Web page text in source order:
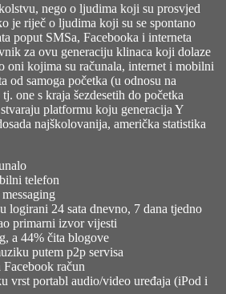
nego o ljudima koji su prosvjed
je riječ o ljudima koji su se spontano
poput SMSa, Facebooka i interneta
za ovu generaciju klinaca koji dolaze
oni kojima su računala, internet i mobilni
od samoga početka (u odnosu na
tj. one s kraja šezdesetih do početka
stvaraju platformu koju generacija Y
najškolovanija, američka statistika
telefon
logirani 24 sata dnevno, 7 dana tjedno
primarni izvor vijesti
a 44% čita blogove
putem p2p servisa
Facebook račun
vrst portabl audio/video uređaja (iPod i